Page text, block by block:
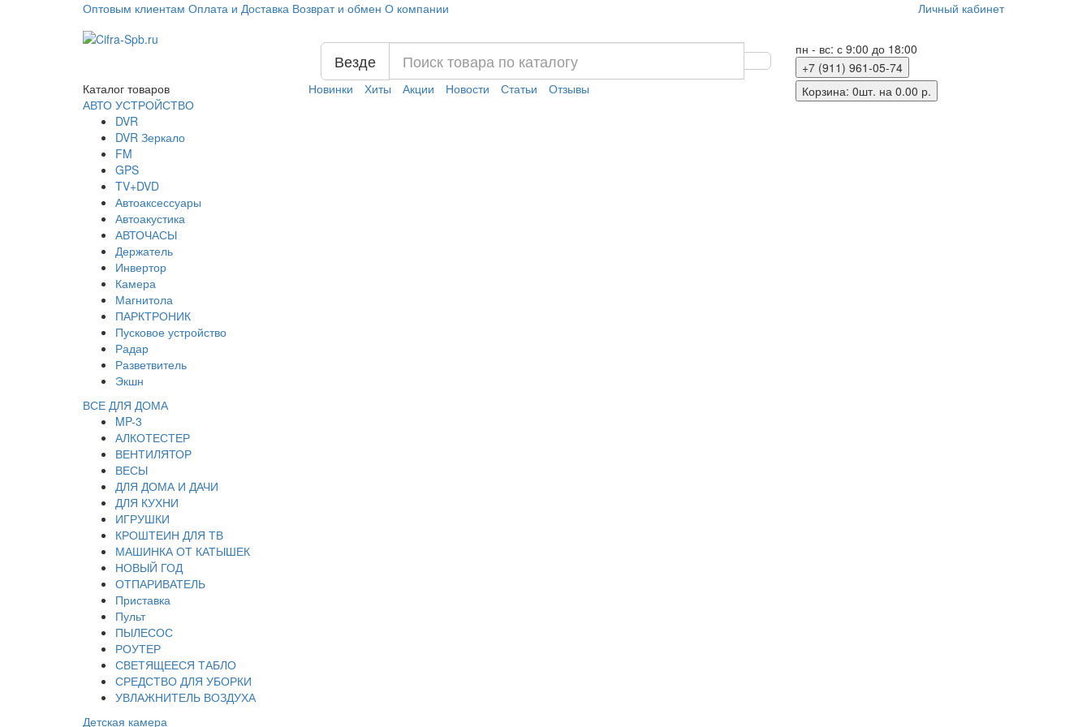
Оптовым клиентам Оплата и Доставка Возврат и обмен О компании Личный кабинет
Везде
пн - вс: с 9:00 до 18:00
+7 (911) 961-05-74
Каталог товаров
АВТО УСТРОЙСТВО
DVR
DVR Зеркало
FM
GPS
TV+DVD
Автоаксессуары
Автоакустика
АВТОЧАСЫ
Держатель
Инвертор
Камера
Магнитола
ПАРКТРОНИК
Пусковое устройство
Радар
Разветвитель
Экшн
ВСЕ ДЛЯ ДОМА
MP-3
АЛКОТЕСТЕР
ВЕНТИЛЯТОР
ВЕСЫ
ДЛЯ ДОМА И ДАЧИ
ДЛЯ КУХНИ
ИГРУШКИ
КРОШТЕИН ДЛЯ ТВ
МАШИНКА ОТ КАТЫШЕК
НОВЫЙ ГОД
ОТПАРИВАТЕЛЬ
Приставка
Пульт
ПЫЛЕСОС
РОУТЕР
СВЕТЯЩЕЕСЯ ТАБЛО
СРЕДСТВО ДЛЯ УБОРКИ
УВЛАЖНИТЕЛЬ ВОЗДУХА
Детская камера
Новинки Хиты Акции Новости Статьи Отзывы Корзина: 0шт. на 0.00 р.